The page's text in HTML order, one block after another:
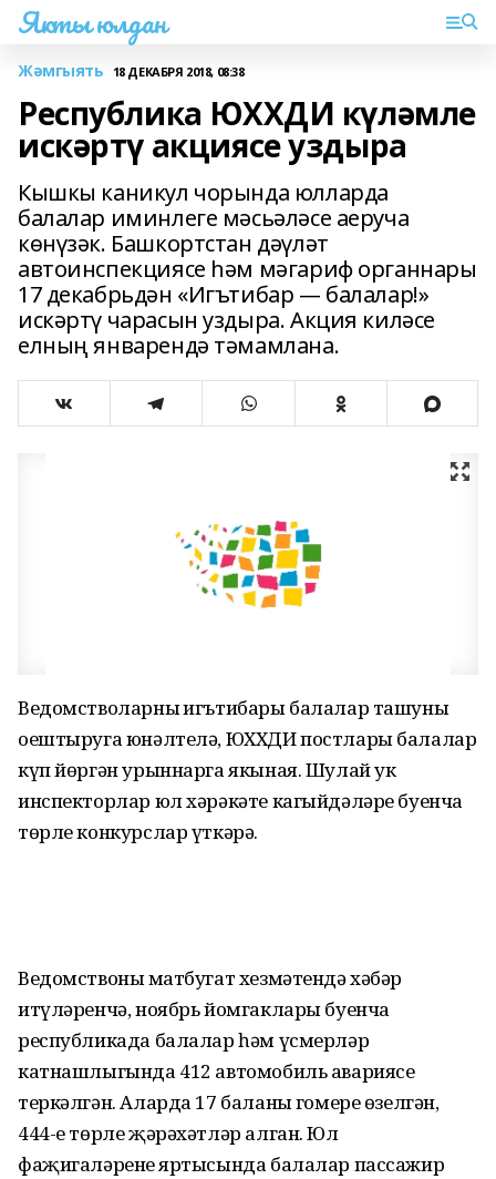
Якты юлдан
Жәмгыять 18 ДЕКАБРЯ 2018, 08:38
Республика ЮХХДИ күләмле
искәртү акциясе уздыра
Кышкы каникул чорында юлларда
балалар иминлеге мәсьәләсе аеруча
көнүзәк. Башкортстан дәүләт
автоинспекциясе һәм мәгариф органнары
17 декабрьдән «Игътибар — балалар!»
искәртү чарасын уздыра. Акция киләсе
елның январендә тәмамлана.
Ведомстволарның игътибары балалар ташуны
оештыруга юнәлтелә, ЮХХДИ постлары балалар
күп йөргән урыннарга якыная. Шулай ук
инспекторлар юл хәрәкәте кагыйдәләре буенча
төрле конкурслар үткәрә.
Ведомствоның матбугат хезмәтендә хәбәр
итүләренчә, ноябрь йомгаклары буенча
республикада балалар һәм үсмерләр
катнашлыгында 412 автомобиль авариясе
теркәлгән. Аларда 17 баланың гомере өзелгән,
444-е төрле җәрәхәтләр алган. Юл
фаҗигаләренең яртысында балалар пассажир